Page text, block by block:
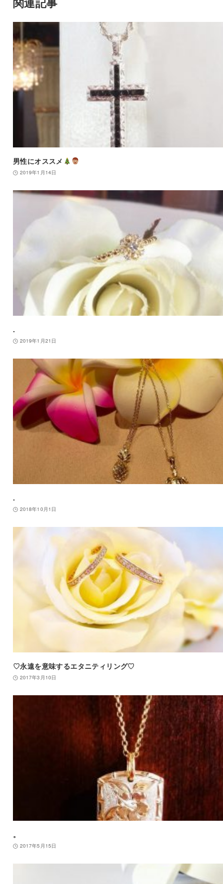
男性にオススメ
2019年1月14日
.
2019年1月21日
.
2018年10月1日
♡永遠を意味するエタニティリング♡
2017年3月10日
。
2017年5月15日